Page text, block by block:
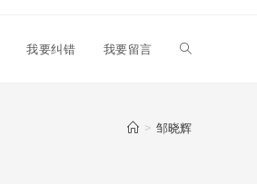
我要纠错 我要留言 Toggle
> 邹晓辉